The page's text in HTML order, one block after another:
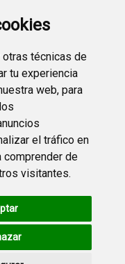
técnicas de
tu experiencia
web, para
el tráfico en
comprender de
visitantes.
TV
TV